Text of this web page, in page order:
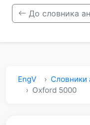
До словника
EngV
Словники
Oxford 5000